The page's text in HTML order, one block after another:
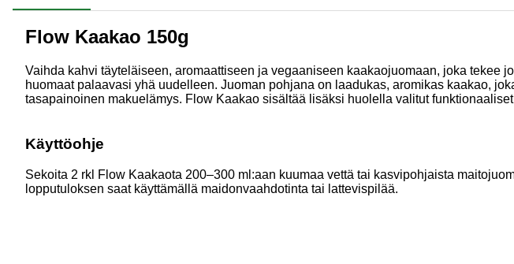
Flow Kaakao 150g
Vaihda kahvi täyteläiseen, aromaattiseen ja vegaaniseen kaakaojuomaan, joka
huomaat palaavasi yhä uudelleen. Juoman pohjana on laadukas, aromikas kaakao,
tasapainoinen makuelämys. Flow Kaakao sisältää lisäksi huolella valitut
Käyttöohje
Sekoita 2 rkl Flow Kaakaota 200–300 ml:aan kuumaa vettä tai kasvipohjaista
lopputuloksen saat käyttämällä maidonvaahdotinta tai lattevispilää.